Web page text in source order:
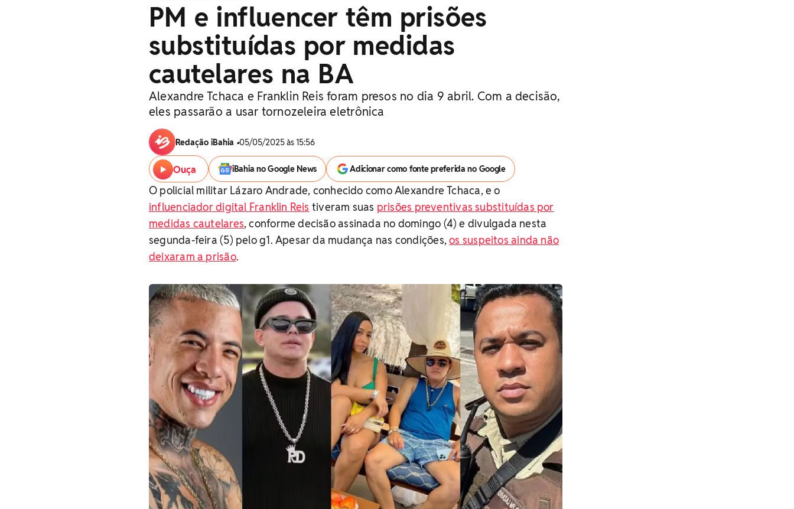
PM e influencer têm prisões
substituídas por medidas
cautelares na BA
Alexandre Tchaca e Franklin Reis foram presos no dia 9 abril. Com a decisão,
eles passarão a usar tornozeleira eletrônica
Redação iBahia •05/05/2025 às 15:56
Ouça iBahia no Google News Adicionar como fonte preferida no Google
O policial militar Lázaro Andrade, conhecido como Alexandre Tchaca, e o
influenciador digital Franklin Reis tiveram suas prisões preventivas substituídas por
medidas cautelares, conforme decisão assinada no domingo (4) e divulgada nesta
segunda-feira (5) pelo g1. Apesar da mudança nas condições,os suspeitos ainda não
deixaram a prisão.